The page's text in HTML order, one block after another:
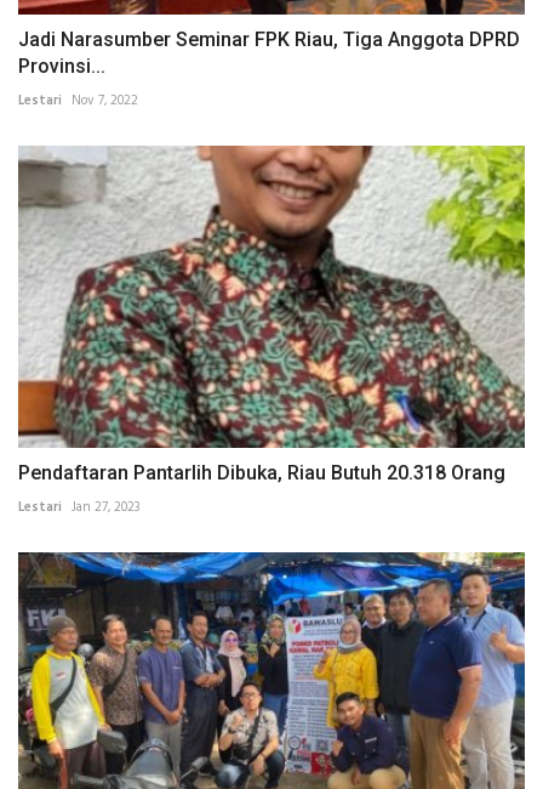
Jadi Narasumber Seminar FPK Riau, Tiga Anggota DPRD
Provinsi...
Lestari Nov 7, 2022
Pendaftaran Pantarlih Dibuka, Riau Butuh 20.318 Orang
Lestari Jan 27, 2023